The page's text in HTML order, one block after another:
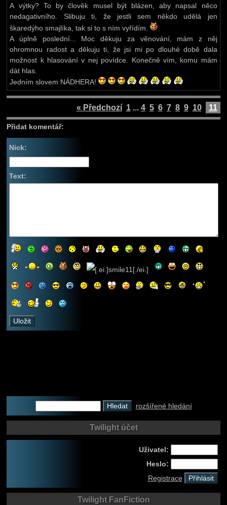
A výtky? To by člověk musel být blázen, aby napsal něco
nedagativního. Slibuju ti, že jestli sem někdo udělá jen
škaredýho smajlíka, tak si to s ním vyřídím.
A úplně poslední... Moc děkuju za věnování, mám z něj
ohromnou radost a děkuju ti, že jsi mi po dlouhé době dala
možnost k hlasování v nej povídce. Konečně vím, komu mám
dát hlas.
Jedním slovem NÁDHERA!
« Předchozí 1... 4 5 6 7 8 9 10 11
Přidat komentář:
Nick:
Text:
rozšířené hledání
Twilight účet
Uživatel:
Heslo:
Registrace
Twilight FanFiction